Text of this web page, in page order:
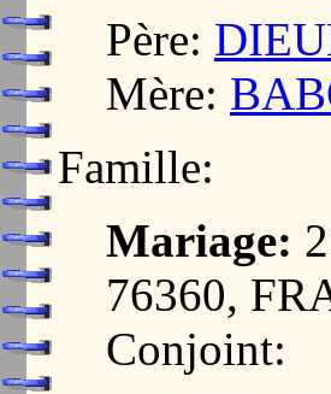
Père:
Mère:
Famille:
Mariage:
76360,
Conjoint: